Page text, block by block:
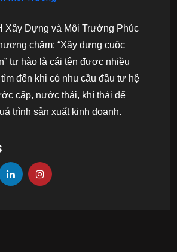
Xây Dựng và Môi Trường Phúc
châm: “Xây dựng cuộc
tự hào là cái tên được nhiều
đến khi có nhu cầu đầu tư hệ
cấp, nước thải, khí thải để
trình sản xuất kinh doanh.